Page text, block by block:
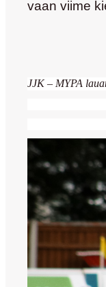
vaan viime
JJK – MYPA